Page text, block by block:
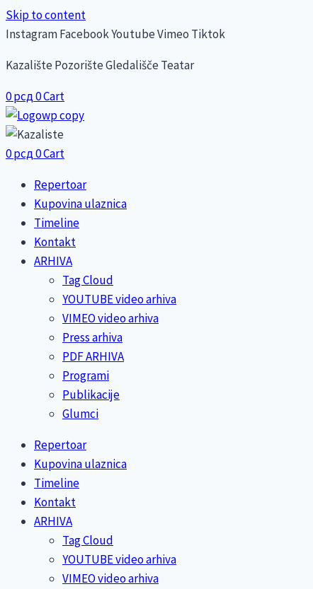
Skip to content
InstagramFacebookYoutubeVimeo Tiktok
Kazalište Pozorište Gledališče Teatar
0рсд0Cart
0рсд0Cart
Repertoar
Kupovina ulaznica
Timeline
Kontakt
ARHIVA
Tag Cloud
YOUTUBE video arhiva
VIMEO video arhiva
Press arhiva
PDF ARHIVA
Programi
Publikacije
Glumci
Repertoar
Kupovina ulaznica
Timeline
Kontakt
ARHIVA
Tag Cloud
YOUTUBE video arhiva
VIMEO video arhiva